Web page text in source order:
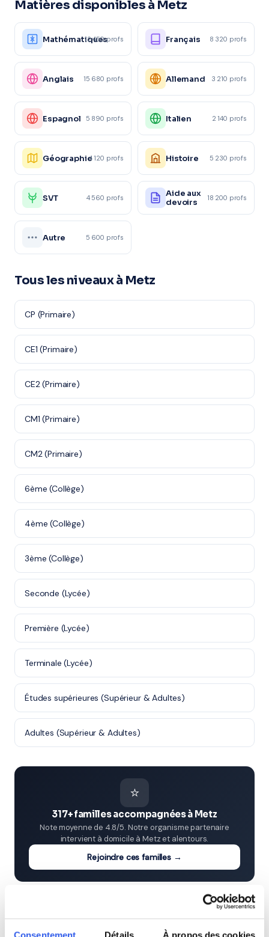
Consentement Détails À propos des cookies
Matières disponibles à Metz
Mathématiques
12 450 profs Français 8 320 profs
Anglais 15 680 profs Allemand 3 210 profs
Espagnol 5 890 profs Italien 2 140 profs
Géographie4 120 profs Histoire 5 230 profs
SVT 4 560 profs
Aide aux
devoirs
18 200 profs
Autre 5 600 profs
Tous les niveaux à Metz
CP (Primaire)
CE1 (Primaire)
CE2 (Primaire)
CM1 (Primaire)
CM2 (Primaire)
6ème (Collège)
4ème (Collège)
3ème (Collège)
Seconde (Lycée)
Première (Lycée)
Terminale (Lycée)
Études supérieures (Supérieur & Adultes)
Adultes (Supérieur & Adultes)
⭐
317+ familles accompagnées à Metz
Note moyenne de 4.8/5. Notre organisme partenaire
intervient à domicile à Metz et alentours.
Rejoindre ces familles →